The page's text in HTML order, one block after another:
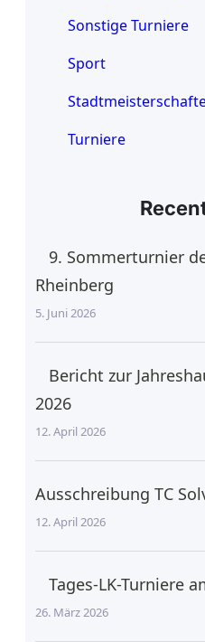
Sonstige Turniere
Sport
Turniere
9. Sommerturnier
Rheinberg
5. Juni 2026
Bericht zur
2026
12. April 2026
Ausschreibung TC
12. April 2026
Tages-LK-Turniere
26. März 2026